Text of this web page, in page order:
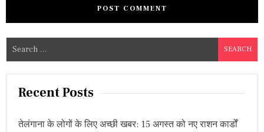
e
a
Recent Posts
तेलंगाना के लोगों के लिए अच्छी खबर: 15 अगस्त को नए राशन कार्डों